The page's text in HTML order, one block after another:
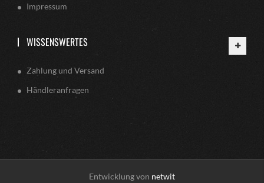
Impressum
WISSENSWERTES
Zahlung und Versand
Händleranfragen
Entwicklung von netwit